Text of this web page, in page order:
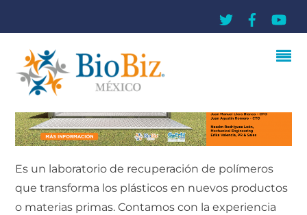
Es un laboratorio de recuperación de polímeros
que transforma los plásticos en nuevos productos
o materias primas. Contamos con la experiencia